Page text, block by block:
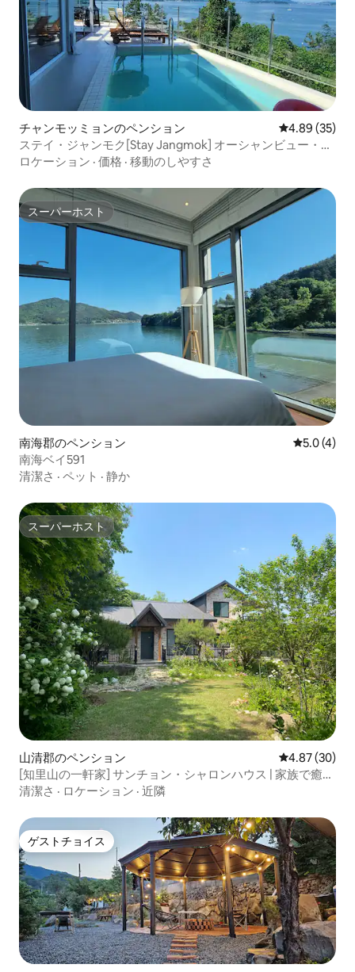
チャンモッミョンのペンション レビュー35
4.89 (35)
ステイ・ジャンモク[Stay Jangmok] オーシャンビュー・フ
ルヴィラ 定員可能人数
ロケーション · 価格 · 移動のしやすさ
スーパーホスト
スーパーホスト
南海郡のペンション レビュー4
5.0 (4)
南海ベイ591
清潔さ · ペット · 静か
スーパーホスト
スーパーホスト
山清郡のペンション レビュー30
4.87 (30)
[知里山の一軒家] サンチョン・シャロンハウス | 家族で癒し
の滞在
清潔さ · ロケーション · 近隣
ゲストチョイス
ゲストチョイス